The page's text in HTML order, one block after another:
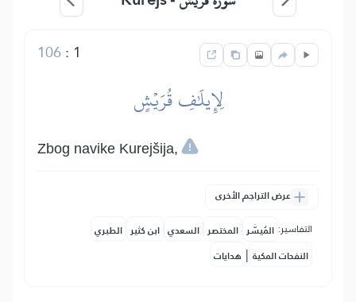
1
:
106
لِإِيلَٰفِ قُرَيۡشٍ
Zbog navike Kurejšija,
عرض التراجم الأخرى
التفاسير: المُيسَّر المختصر السعدي ابن كثير الطبري
النفحات المكية | هدايات